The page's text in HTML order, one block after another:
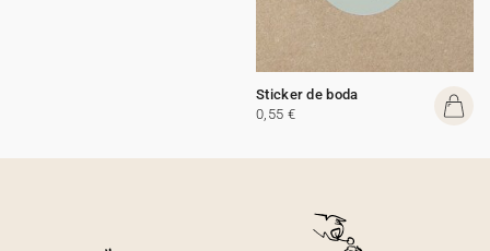
Sticker de boda
0,55 €